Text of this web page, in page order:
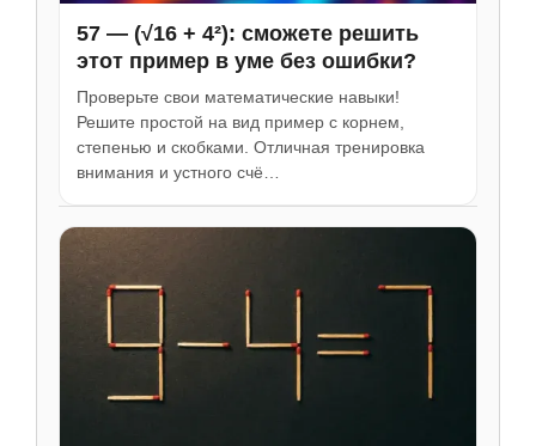
57 — (√16 + 4²): сможете решить
этот пример в уме без ошибки?
Проверьте свои математические навыки!
Решите простой на вид пример с корнем,
степенью и скобками. Отличная тренировка
внимания и устного счё…